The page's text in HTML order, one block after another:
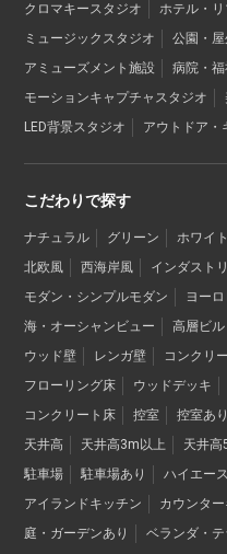
クロマキースタジオ
ホテル・リ
ミュージックスタジオ
公園・
アミューズメント施設
病院・
モーションキャプチャスタジオ
LED背景スタジオ
アウトドア・
こだわりで探す
ナチュラル グリーン ホワイト
北欧風
西海岸風 インダスト
モダン・シンプルモダン
ヨー
海・オーシャンビュー
高層ビル
ウッド壁
レンガ壁 コンクリ
フローリング床
ウッドデッキ
コンクリート床
控室 控室あり
天井高
天井高3m以上 天井高
駐車場
駐車場あり
ハイエー
アイランドキッチン
カウンタ
庭・ガーデンあり
ベランダ・テ